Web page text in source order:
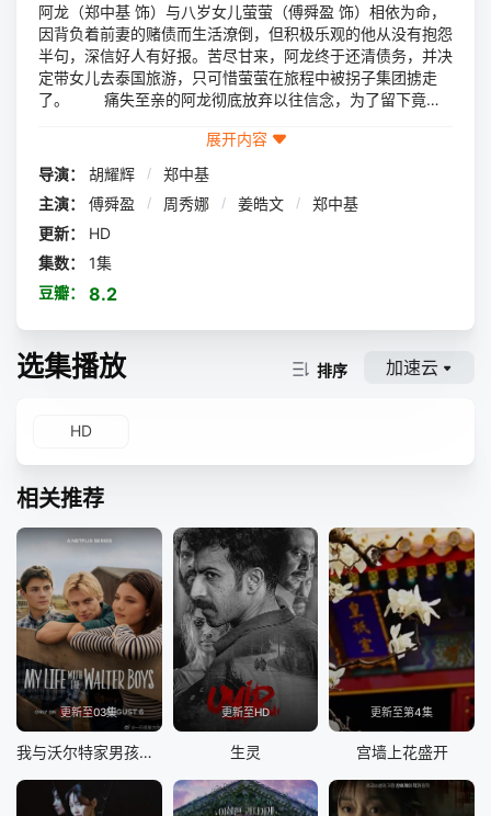
阿龙（郑中基 饰）与八岁女儿萤萤（傅舜盈 饰）相依为命，
因背负着前妻的赌债而生活潦倒，但积极乐观的他从没有抱怨
半句，深信好人有好报。苦尽甘来，阿龙终于还清债务，并决
定带女儿去泰国旅游，只可惜萤萤在旅程中被拐子集团掳走
了。 痛失至亲的阿龙彻底放弃以往信念，为了留下竟不
听拐子集团的消息，不惜牺牲一切的阿龙，化身成双手沾血的
复仇者。最后他能够重拾昔日的善念，大彻大悟；还是坠入万
劫不复的仇恨地狱呢？
展开内容
导演：
胡耀辉 /
郑中基
主演：
傅舜盈 / 周秀娜 / 姜皓文 /
郑中基
更新：
HD
集数：
1集
豆瓣：
8.2
选集播放 排序 加速云
HD
相关推荐
更新至03集
我与沃尔特家男孩的生活 第三季
更新至HD
生灵
更新至第4集
宫墙上花盛开